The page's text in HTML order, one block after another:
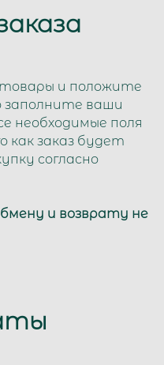
и положите
заполните ваши
необходимые поля
как заказ будет
согласно
и возврату не